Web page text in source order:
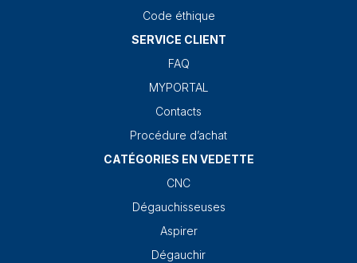
Code éthique
SERVICE CLIENT
FAQ
MYPORTAL
Contacts
Procédure d’achat
CATÉGORIES EN VEDETTE
CNC
Dégauchisseuses
Aspirer
Dégauchir